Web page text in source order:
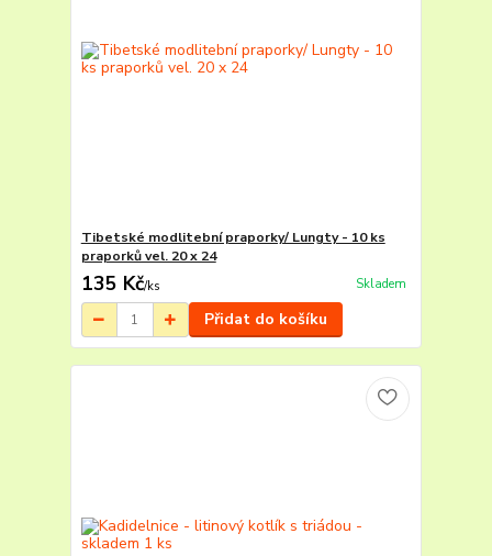
Tibetské modlitební praporky/ Lungty - 10 ks
praporků vel. 20 x 24
135 Kč/ks Skladem
Přidat do košíku